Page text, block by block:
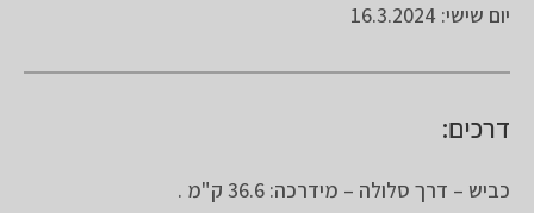
יום שישי: 16.3.2024
דרכים:
כביש – דרך סלולה – מידרכה: 36.6 ק"מ .